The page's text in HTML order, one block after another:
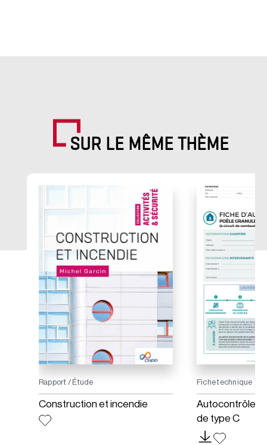
SUR LE MÊME THÈME
Rapport / Étude
Construction et incendie
Fiche technique
Autocontrôle –
de type C